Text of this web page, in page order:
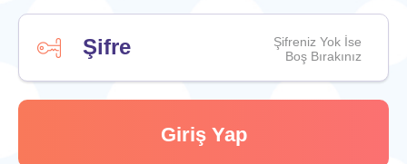
Şifreniz Yok İse
Boş Bırakınız